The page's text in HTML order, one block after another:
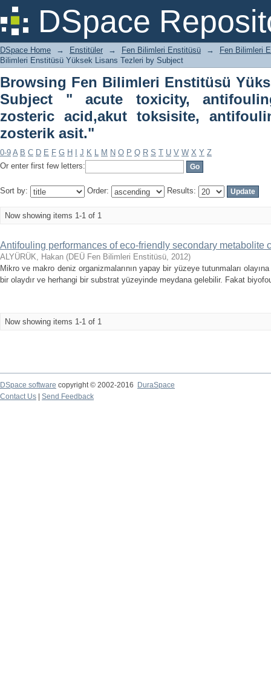
DSpace
Browsing Fen Bilimleri Enstitüsü
antifouling, diuron, irgarol, zosteric
zosterik asit."
DSpace Home → Enstitüler → Fen Bilimleri Enstitüsü →
Fen Bilimleri
Bilimleri Enstitüsü Yüksek Lisans Tezleri by Subject
Browsing Fen Bilimleri Enstitüsü
Subject " acute toxicity,
zosteric acid,akut toksisite,
zosterik asit."
0-9 A B C D E F G H J K L M N O P Q R S T U V W X Y Z
Or enter first few letters:
Sort by: Order: Results:
Now showing items 1-1 of 1
Antifouling performances of eco-friendly secondary metabolite
ALYÜRÜK, Hakan (DEÜ Fen Bilimleri Enstitüsü, 2012)
Mikro ve makro deniz organizmalarının yapay bir yüzeye tutunmaları
bir olaydır ve herhangi bir substrat yüzeyinde meydana gelebilir. Fakat
Now showing items 1-1 of 1
DSpace software copyright © 2002-2016
DuraSpace
Contact Us
Send Feedback